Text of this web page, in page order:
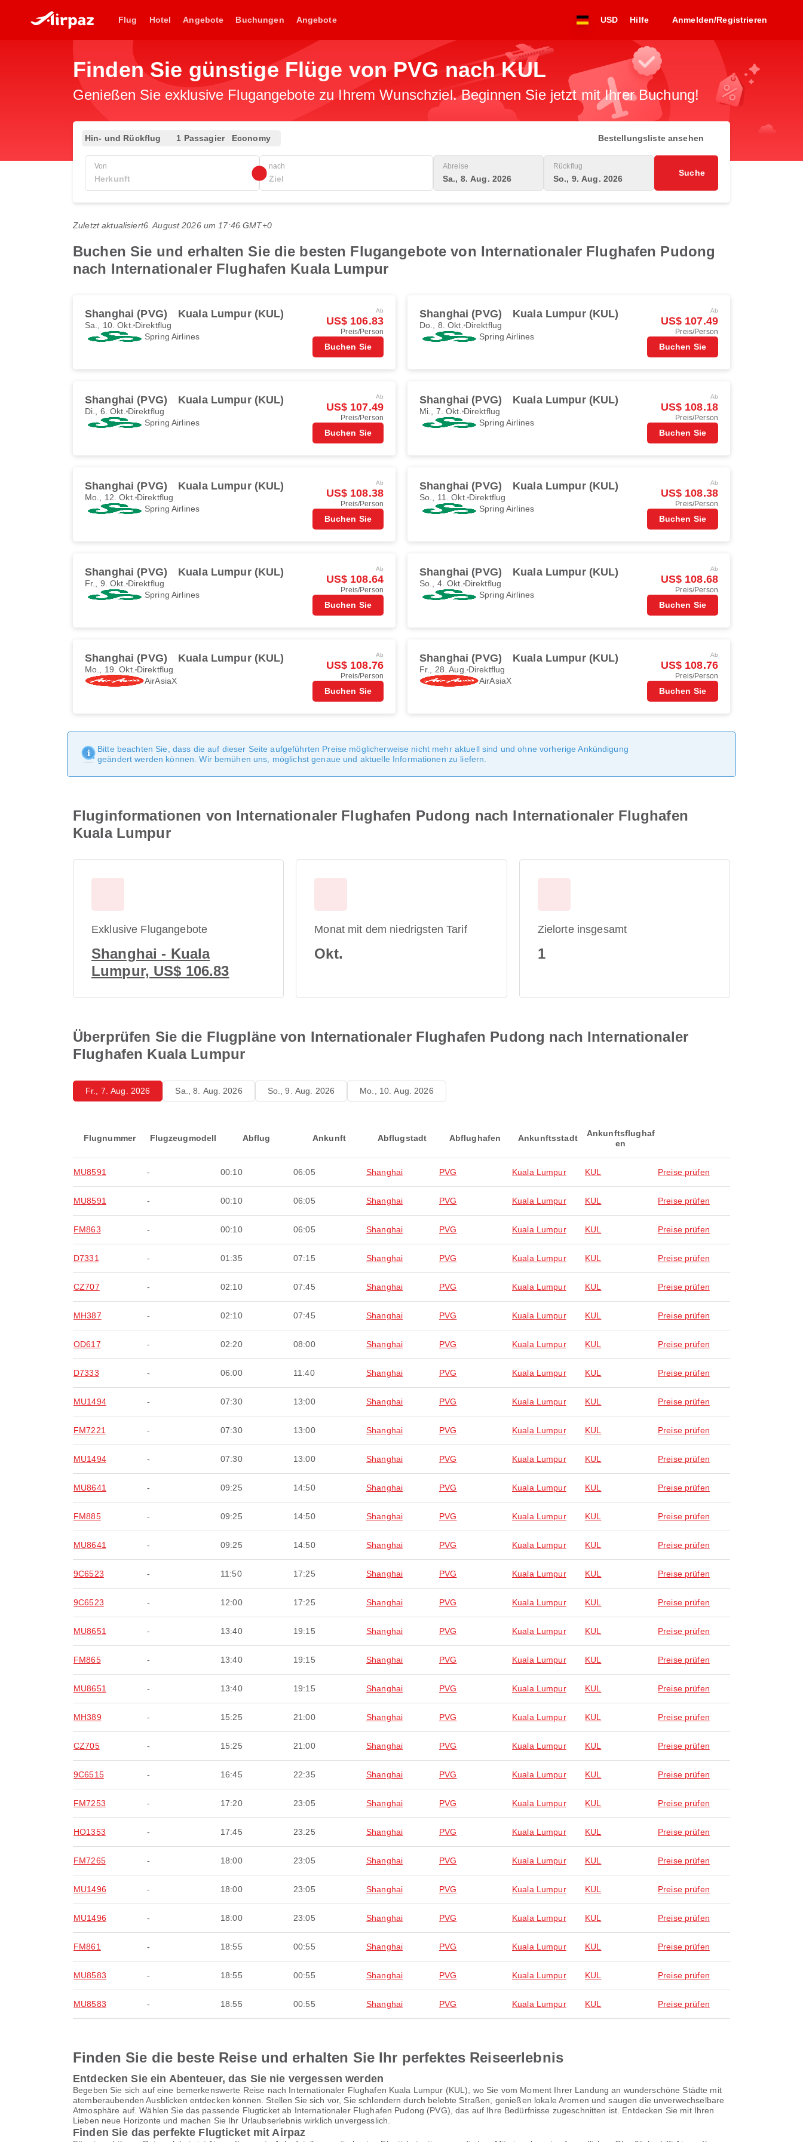
Flug Hotel Angebote Buchungen Angebote USD Hilfe Anmelden/Registrieren
Finden Sie günstige Flüge von PVG nach KUL
Genießen Sie exklusive Flugangebote zu Ihrem Wunschziel. Beginnen Sie jetzt mit Ihrer Buchung!
Hin- und Rückflug 1 Passagier Economy Bestellungsliste ansehen
Von nach Abreise
Sa., 8. Aug. 2026
Rückflug
So., 9. Aug. 2026
Suche
Zuletzt aktualisiert6. August 2026 um 17:46 GMT+0
Buchen Sie und erhalten Sie die besten Flugangebote von Internationaler Flughafen Pudong
nach Internationaler Flughafen Kuala Lumpur
Shanghai (PVG) Kuala Lumpur (KUL)
Sa., 10. Okt. Direktflug
Spring Airlines
Ab
US$ 106.83
Preis/Person
Buchen Sie
Shanghai (PVG) Kuala Lumpur (KUL)
Do., 8. Okt. Direktflug
Spring Airlines
Ab
US$ 107.49
Preis/Person
Buchen Sie
Shanghai (PVG) Kuala Lumpur (KUL)
Di., 6. Okt. Direktflug
Spring Airlines
Ab
US$ 107.49
Preis/Person
Buchen Sie
Shanghai (PVG) Kuala Lumpur (KUL)
Mi., 7. Okt. Direktflug
Spring Airlines
Ab
US$ 108.18
Preis/Person
Buchen Sie
Shanghai (PVG) Kuala Lumpur (KUL)
Mo., 12. Okt. Direktflug
Spring Airlines
Ab
US$ 108.38
Preis/Person
Buchen Sie
Shanghai (PVG) Kuala Lumpur (KUL)
So., 11. Okt. Direktflug
Spring Airlines
Ab
US$ 108.38
Preis/Person
Buchen Sie
Shanghai (PVG) Kuala Lumpur (KUL)
Fr., 9. Okt. Direktflug
Spring Airlines
Ab
US$ 108.64
Preis/Person
Buchen Sie
Shanghai (PVG) Kuala Lumpur (KUL)
So., 4. Okt. Direktflug
Spring Airlines
Ab
US$ 108.68
Preis/Person
Buchen Sie
Shanghai (PVG) Kuala Lumpur (KUL)
Mo., 19. Okt. Direktflug
AirAsiaX
Ab
US$ 108.76
Preis/Person
Buchen Sie
Shanghai (PVG) Kuala Lumpur (KUL)
Fr., 28. Aug. Direktflug
AirAsiaX
Ab
US$ 108.76
Preis/Person
Buchen Sie
Bitte beachten Sie, dass die auf dieser Seite aufgeführten Preise möglicherweise nicht mehr aktuell sind und ohne vorherige Ankündigung
geändert werden können. Wir bemühen uns, möglichst genaue und aktuelle Informationen zu liefern.
Fluginformationen von Internationaler Flughafen Pudong nach Internationaler Flughafen
Kuala Lumpur
Exklusive Flugangebote
Shanghai - Kuala
Lumpur, US$ 106.83
Monat mit dem niedrigsten Tarif
Okt.
Zielorte insgesamt
1
Überprüfen Sie die Flugpläne von Internationaler Flughafen Pudong nach Internationaler
Flughafen Kuala Lumpur
Fr., 7. Aug. 2026 Sa., 8. Aug. 2026 So., 9. Aug. 2026 Mo., 10. Aug. 2026
Flugnummer Flugzeugmodell Abflug Ankunft Abflugstadt Abflughafen Ankunftsstadt
Ankunftsflughaf
en
MU8591 - 00:10 06:05 Shanghai PVG Kuala Lumpur KUL Preise prüfen
MU8591 - 00:10 06:05 Shanghai PVG Kuala Lumpur KUL Preise prüfen
FM863 - 00:10 06:05 Shanghai PVG Kuala Lumpur KUL Preise prüfen
D7331 - 01:35 07:15 Shanghai PVG Kuala Lumpur KUL Preise prüfen
CZ707 - 02:10 07:45 Shanghai PVG Kuala Lumpur KUL Preise prüfen
MH387 - 02:10 07:45 Shanghai PVG Kuala Lumpur KUL Preise prüfen
OD617 - 02:20 08:00 Shanghai PVG Kuala Lumpur KUL Preise prüfen
D7333 - 06:00 11:40 Shanghai PVG Kuala Lumpur KUL Preise prüfen
MU1494 - 07:30 13:00 Shanghai PVG Kuala Lumpur KUL Preise prüfen
FM7221 - 07:30 13:00 Shanghai PVG Kuala Lumpur KUL Preise prüfen
MU1494 - 07:30 13:00 Shanghai PVG Kuala Lumpur KUL Preise prüfen
MU8641 - 09:25 14:50 Shanghai PVG Kuala Lumpur KUL Preise prüfen
FM885 - 09:25 14:50 Shanghai PVG Kuala Lumpur KUL Preise prüfen
MU8641 - 09:25 14:50 Shanghai PVG Kuala Lumpur KUL Preise prüfen
9C6523 - 11:50 17:25 Shanghai PVG Kuala Lumpur KUL Preise prüfen
9C6523 - 12:00 17:25 Shanghai PVG Kuala Lumpur KUL Preise prüfen
MU8651 - 13:40 19:15 Shanghai PVG Kuala Lumpur KUL Preise prüfen
FM865 - 13:40 19:15 Shanghai PVG Kuala Lumpur KUL Preise prüfen
MU8651 - 13:40 19:15 Shanghai PVG Kuala Lumpur KUL Preise prüfen
MH389 - 15:25 21:00 Shanghai PVG Kuala Lumpur KUL Preise prüfen
CZ705 - 15:25 21:00 Shanghai PVG Kuala Lumpur KUL Preise prüfen
9C6515 - 16:45 22:35 Shanghai PVG Kuala Lumpur KUL Preise prüfen
FM7253 - 17:20 23:05 Shanghai PVG Kuala Lumpur KUL Preise prüfen
HO1353 - 17:45 23:25 Shanghai PVG Kuala Lumpur KUL Preise prüfen
FM7265 - 18:00 23:05 Shanghai PVG Kuala Lumpur KUL Preise prüfen
MU1496 - 18:00 23:05 Shanghai PVG Kuala Lumpur KUL Preise prüfen
MU1496 - 18:00 23:05 Shanghai PVG Kuala Lumpur KUL Preise prüfen
FM861 - 18:55 00:55 Shanghai PVG Kuala Lumpur KUL Preise prüfen
MU8583 - 18:55 00:55 Shanghai PVG Kuala Lumpur KUL Preise prüfen
MU8583 - 18:55 00:55 Shanghai PVG Kuala Lumpur KUL Preise prüfen
Finden Sie die beste Reise und erhalten Sie Ihr perfektes Reiseerlebnis
Entdecken Sie ein Abenteuer, das Sie nie vergessen werden
Begeben Sie sich auf eine bemerkenswerte Reise nach Internationaler Flughafen Kuala Lumpur (KUL), wo Sie vom Moment Ihrer Landung an wunderschöne Städte mit
atemberaubenden Ausblicken entdecken können. Stellen Sie sich vor, Sie schlendern durch belebte Straßen, genießen lokale Aromen und saugen die unverwechselbare
Atmosphäre auf. Wählen Sie das passende Flugticket ab Internationaler Flughafen Pudong (PVG), das auf Ihre Bedürfnisse zugeschnitten ist. Entdecken Sie mit Ihren
Lieben neue Horizonte und machen Sie Ihr Urlaubserlebnis wirklich unvergesslich.
Finden Sie das perfekte Flugticket mit Airpaz